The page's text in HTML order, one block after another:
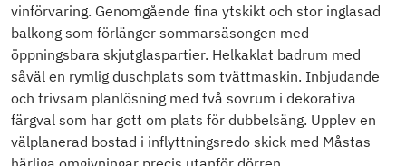
vinförvaring. Genomgående fina ytskikt och stor inglasad
balkong som förlänger sommarsäsongen med
öppningsbara skjutglaspartier. Helkaklat badrum med
såväl en rymlig duschplats som tvättmaskin. Inbjudande
och trivsam planlösning med två sovrum i dekorativa
färgval som har gott om plats för dubbelsäng. Upplev en
välplanerad bostad i inflyttningsredo skick med Måstas